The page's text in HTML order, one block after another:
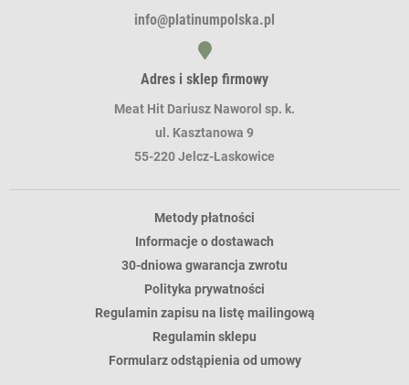
info@platinumpolska.pl
Adres i sklep firmowy
Meat Hit Dariusz Naworol sp. k.
ul. Kasztanowa 9
55-220 Jelcz-Laskowice
Metody płatności
Informacje o dostawach
30-dniowa gwarancja zwrotu
Polityka prywatności
Regulamin zapisu na listę mailingową
Regulamin sklepu
Formularz odstąpienia od umowy